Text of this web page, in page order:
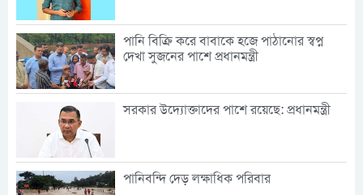
পানি বিক্রি করে বাবাকে হজে পাঠানোর স্বপ্ন
দেখা সুজনের পাশে প্রধানমন্ত্রী
সরকার উদ্যোক্তাদের পাশে রয়েছে: প্রধানমন্ত্রী
পানিবন্দি দেড় লক্ষাধিক পরিবার